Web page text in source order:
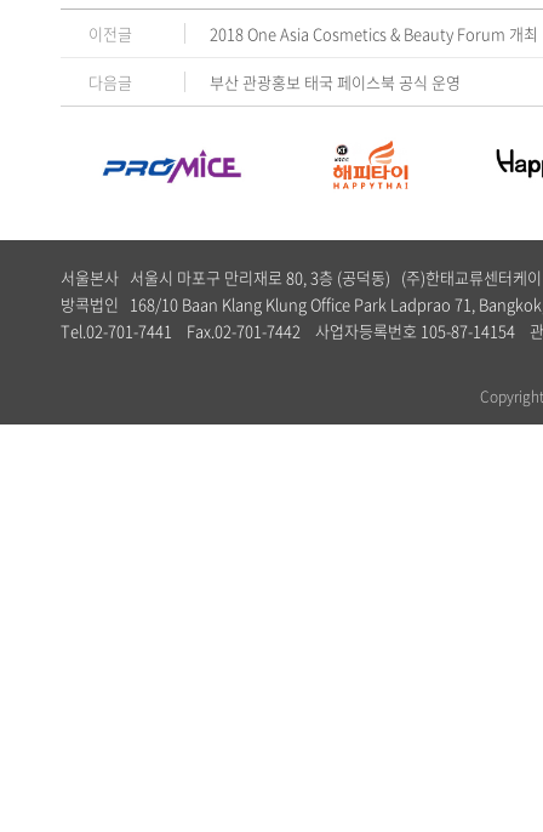
이전글 2018 One Asia Cosmetics & Beauty Forum 개최
다음글 부산 관광홍보 태국 페이스북 공식 운영
서울본사 서울시 마포구 만리재로 80, 3층 (공덕동) (주)한태교류센터케
방콕법인 168/10 Baan Klang Klung Office Park Ladprao 71,
Tel.02-701-7441 Fax.02-701-7442 사업자등록번호 105-87-14154